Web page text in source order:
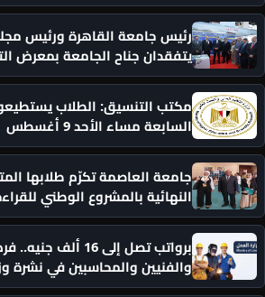
رئيس جامعة القاهرة ورئيس
يتفقدان جناح الجامعة بمعرض
مكتب التنسيق: الطلاب
السابعة مساء الأحد 9 أغسطس
جامعة العاصمة تكرّم طلابها
النهائية بالمشروع الوطني
برواتب تصل إلى 16
والفنيين والمحاسبين في نشرة